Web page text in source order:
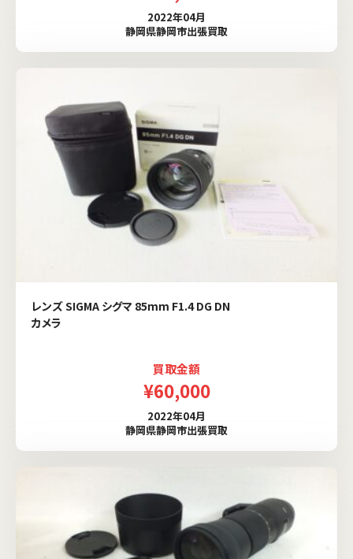
2022年04月
静岡県静岡市出張買取
レンズ SIGMA シグマ 85mm F1.4 DG DN
カメラ
買取金額
¥60,000
2022年04月
静岡県静岡市出張買取